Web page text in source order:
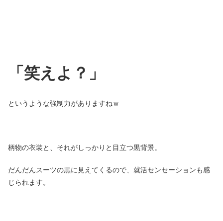
「笑えよ？」
というような強制力がありますねｗ
柄物の衣装と、それがしっかりと目立つ黒背景。
だんだんスーツの黒に見えてくるので、就活センセーションも感
じられます。